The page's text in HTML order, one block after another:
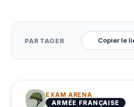
PARTAGER Copier le
EXAM ARENA
ARMÉE FRANÇAISE